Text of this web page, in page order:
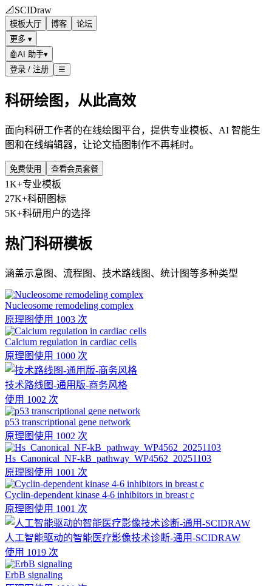
📐 SCIDraw
模板大厅 博客
论坛
更多 ▾
🤖AI 助手▾
登录 / 注册
☰
科研绘图，从此高效
面向科研工作者的在线绘图平台，提供专业模板、AI 智能生
图和在线编辑器，让论文插图制作不再耗时。
免费使用 查看会员套餐
1K+专业模板
27K+科研图标
5K+科研用户的选择
热门科研模板
涵盖示意图、流程图、技术路线图、统计图等多种类型
Nucleosome remodeling complex
原理图使用 1003 次
Calcium regulation in cardiac cells
原理图使用 1000 次
技术路线图-通用版-商务风格
使用 1002 次
p53 transcriptional gene network
原理图使用 1002 次
Hs_Canonical_NF-kB_pathway_WP4562_20251103
原理图使用 1001 次
Cyclin-dependent kinase 4-6 inhibitors in breast c
原理图使用 1001 次
人工智能驱动的智能医疗影像技术诊断-通用-SCIDRAW
使用 1019 次
ErbB signaling